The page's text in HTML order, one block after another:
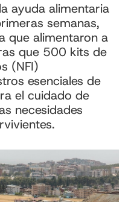
ayuda alimentaria
semanas,
que alimentaron a
que 500 kits de
(NFI)
esenciales de
el cuidado de
necesidades